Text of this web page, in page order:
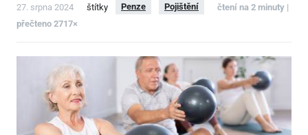
27. srpna 2024 štítky Penze Pojištění
čtení na 2 minuty |
přečteno 2717×